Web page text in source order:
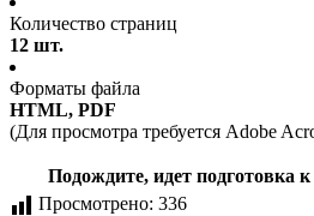
Количество страниц
12 шт.
Форматы файла
HTML, PDF
(Для просмотра требуется Adobe
Подождите, идет подготовка
Просмотрено: 336